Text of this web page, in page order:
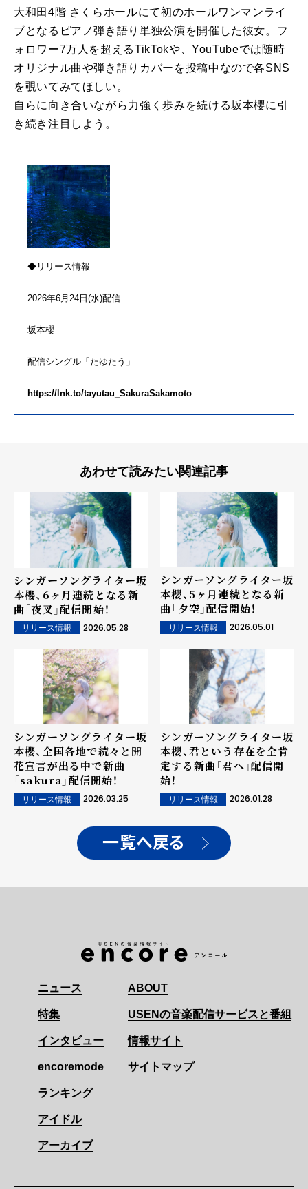
大和田4階 さくらホールにて初のホールワンマンライ
ブと なる ピアノ弾き語り単独公演を開催した彼女。 フ
ォロワー7万人を超えるTikTokや、YouTubeでは随時
オリジナル曲や弾き語りカバーを投稿中なので各SNS
を覗いてみてほしい。
自らに向き合いながら力強く歩みを続ける坂本櫻に引
き続き注目し よう。
◆リリース情報
2026年6月24日(水)配信
坂本櫻
配信シングル「たゆたう 」
https://lnk.to/tayutau_ SakuraSakamoto
あわせて読みたい関連記事
シンガーソングライター坂
本櫻、6ヶ月連続となる新
曲「夜叉」配信開始！
リリース情報 2026.05.28
シンガーソングライター坂
本櫻、5ヶ月連続となる新
曲「夕空」配信開始！
リリース情報 2026.05.01
シンガーソングライター坂
本櫻、全国各地で続々と開
花宣言が出る中で新曲
「sakura」配信開始！
リリース情報 2026.03.25
シンガーソングライター坂
本櫻、君という存在を全肯
定する新曲「君へ」配信開
始！
リリース情報 2026.01.28
一覧へ戻る
ニュース
特集
インタビュー
encoremode
ランキング
アイドル
アーカイブ
ABOUT
USENの音楽配信サービスと番組
情報サイト
サイトマップ